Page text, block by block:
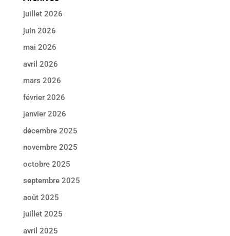
juillet 2026
juin 2026
mai 2026
avril 2026
mars 2026
février 2026
janvier 2026
décembre 2025
novembre 2025
octobre 2025
septembre 2025
août 2025
juillet 2025
avril 2025